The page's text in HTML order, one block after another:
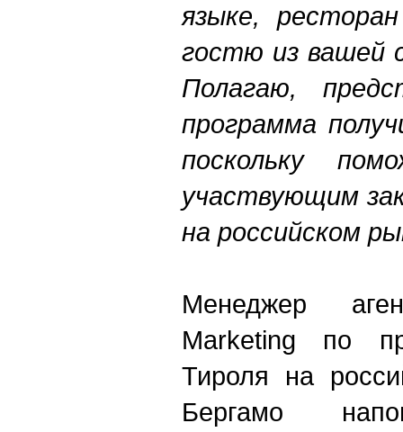
языке,
гостю из вашей
Полагаю,
программа
поскольку
участвующим
на российском
Менеджер
Marketing по
Тироля на
Бергамо